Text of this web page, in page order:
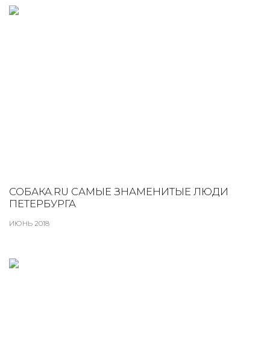
СОБАКА.RU САМЫЕ ЗНАМЕНИТЫЕ ЛЮДИ
ПЕТЕРБУРГА
ИЮНЬ 2018